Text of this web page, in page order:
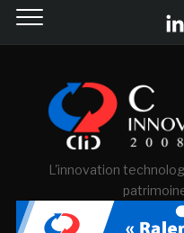
L'innovation